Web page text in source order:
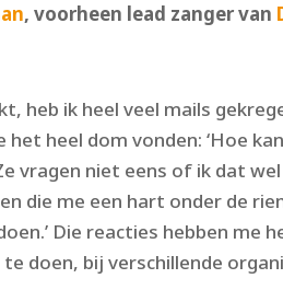
, voorheen lead zanger van
heb ik heel veel mails
heel dom vonden: ‘Hoe
vragen niet eens of ik dat
die me een hart onder de
Die reacties hebben me
doen, bij verschillende